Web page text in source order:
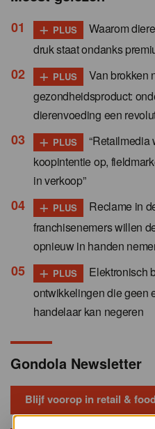
+ PLUS
Waarom
druk staat ondanks
+ PLUS
Van brokken
gezondheidsproduct:
dierenvoeding een
+ PLUS
“Retailmedia
koopintentie op,
in verkoop”
+ PLUS
Reclame in
franchisenemers willen
opnieuw in handen
+ PLUS
Elektronisch
ontwikkelingen die geen
handelaar kan negeren
Gondola Newsletter
Blijf voorop in retail &